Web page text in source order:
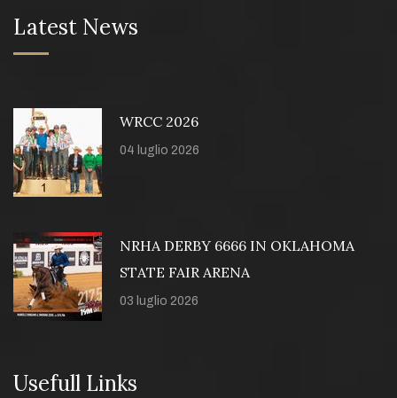
Latest News
WRCC 2026
04 luglio 2026
NRHA DERBY 6666 IN OKLAHOMA
STATE FAIR ARENA
03 luglio 2026
Usefull Links